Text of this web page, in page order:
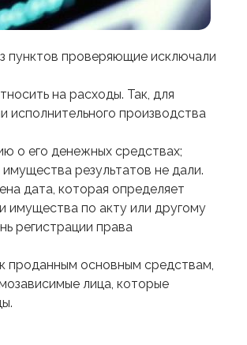
пунктов проверяющие исключали
на расходы. Так, для
исполнительного производства
о его денежных средствах;
результатов не дали.
дата, которая определяет
имущества по акту или другому
регистрации права
проданным основным средствам,
лица, которые